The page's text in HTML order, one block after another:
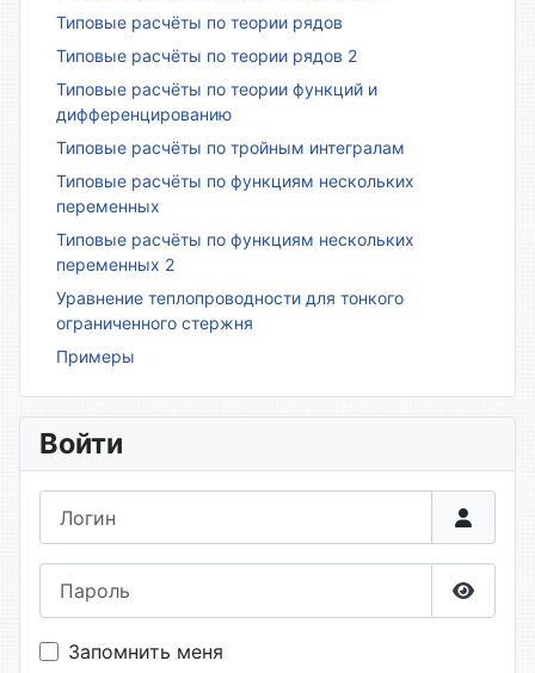
Типовые расчёты по теории рядов
Типовые расчёты по теории рядов 2
Типовые расчёты по теории функций и
дифференцированию
Типовые расчёты по тройным интегралам
Типовые расчёты по функциям нескольких
переменных
Типовые расчёты по функциям нескольких
переменных 2
Уравнение теплопроводности для тонкого
ограниченного стержня
Примеры
Войти
Запомнить меня